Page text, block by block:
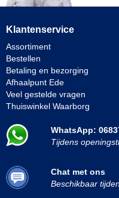
Klantenservice
Assortiment
Bestellen
Betaling en bezorging
Afhaalpunt Ede
Veel gestelde vragen
Thuiswinkel Waarborg
WhatsApp:
Tijdens
Chat met ons
Beschikbaar